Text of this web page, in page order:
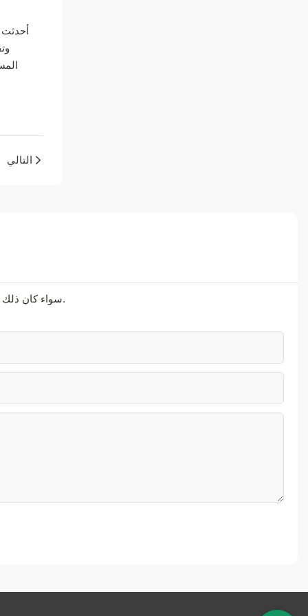
أحدثت
التالي
سواء كان ذلك يتعلق بالحلول المتطورة أو الدعم الشخصي أو التعاون السلس، فنحن هنا لنتجاوز توقعاتك.